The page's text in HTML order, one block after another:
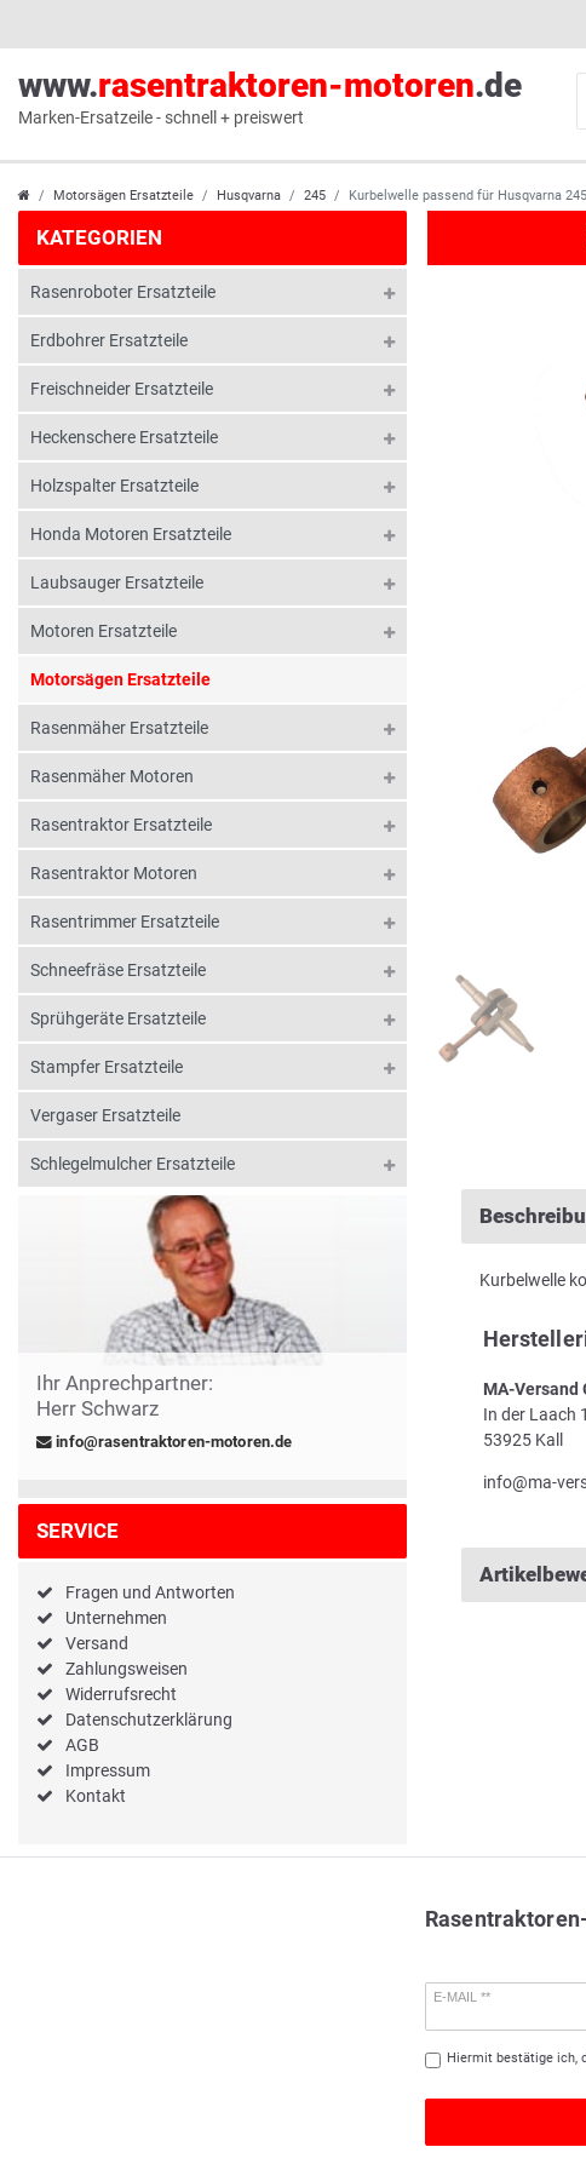
www.rasentraktoren-motoren.de
Marken-Ersatzeile - schnell + preiswert
Motorsägen Ersatzteile Husqvarna 245 Kurbelwelle passend für Husqvarna
KATEGORIEN
Rasenroboter Ersatzteile
Erdbohrer Ersatzteile
Freischneider Ersatzteile
Heckenschere Ersatzteile
Holzspalter Ersatzteile
Honda Motoren Ersatzteile
Laubsauger Ersatzteile
Motoren Ersatzteile
Motorsägen Ersatzteile
Rasenmäher Ersatzteile
Rasenmäher Motoren
Rasentraktor Ersatzteile
Rasentraktor Motoren
Rasentrimmer Ersatzteile
Schneefräse Ersatzteile
Sprühgeräte Ersatzteile
Stampfer Ersatzteile
Vergaser Ersatzteile
Schlegelmulcher Ersatzteile
Ihr Anprechpartner:
Herr Schwarz
info@rasentraktoren-motoren.de
SERVICE
Fragen und Antworten
Unternehmen
Versand
Zahlungsweisen
Widerrufsrecht
Datenschutzerklärung
AGB
Impressum
Kontakt
Kurbelwelle
MA-Versand
In der Laach
53925 Kall
info@ma-
E-MAIL **
Hiermit bestätige ich,